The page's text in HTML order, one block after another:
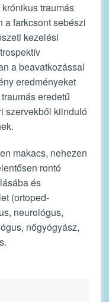
traumás
a farkcsont sebészi
kezelési
a beavatkozással
eredményeket
eredetű
szervekből kiinduló
makacs, nehezen
rontó
és
(ortoped-
neurológus,
nőgyógyász,